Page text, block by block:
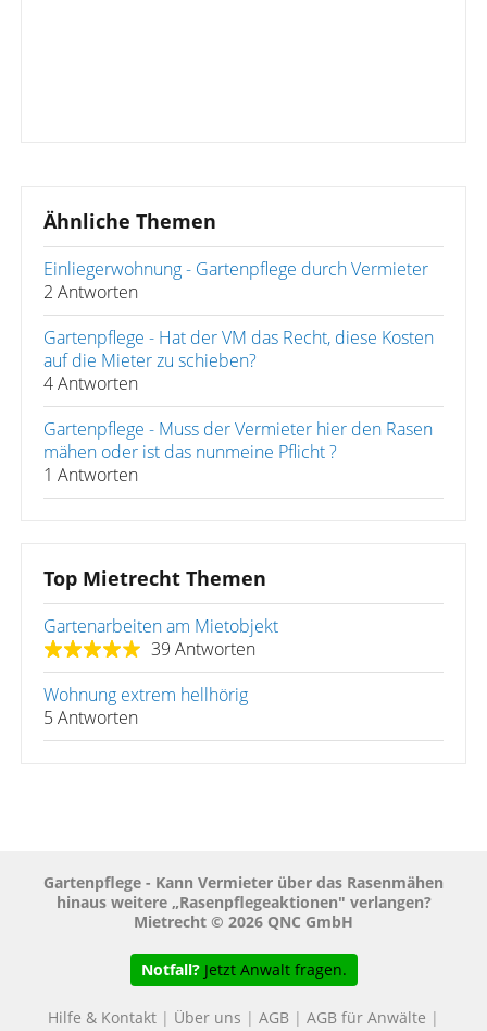
Ähnliche Themen
Einliegerwohnung - Gartenpflege durch Vermieter
2 Antworten
Gartenpflege - Hat der VM das Recht, diese Kosten
auf die Mieter zu schieben?
4 Antworten
Gartenpflege - Muss der Vermieter hier den Rasen
mähen oder ist das nunmeine Pflicht ?
1 Antworten
Top Mietrecht Themen
Gartenarbeiten am Mietobjekt
39 Antworten
Wohnung extrem hellhörig
5 Antworten
Gartenpflege - Kann Vermieter über das Rasenmähen
hinaus weitere „Rasenpflegeaktionen" verlangen?
Mietrecht © 2026 QNC GmbH
Notfall? Jetzt Anwalt fragen.
Hilfe & Kontakt | Über uns | AGB | AGB für Anwälte |